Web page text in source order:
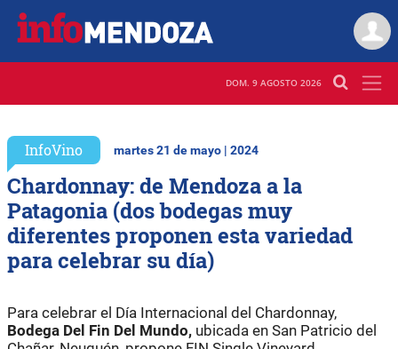
DOM. 9 AGOSTO 2026
InfoVino martes 21 de mayo | 2024
Chardonnay: de Mendoza a la
Patagonia (dos bodegas muy
diferentes proponen esta variedad
para celebrar su día)
Para celebrar el Día Internacional del Chardonnay,
Bodega Del Fin Del Mundo, ubicada en San Patricio del